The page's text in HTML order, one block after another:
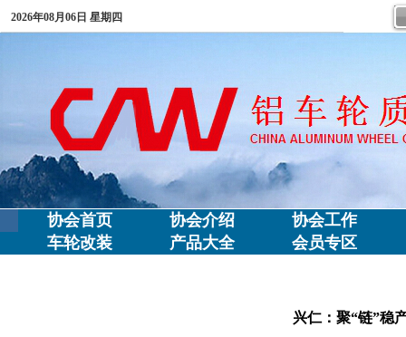
2026年08月06日 星期四
协会首页 协会介绍
协会工作
车轮改装
产品大全 会员专区
兴仁：聚“链”稳